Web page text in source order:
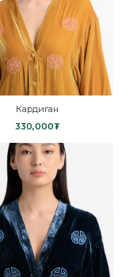
Кардиган
330,000₮